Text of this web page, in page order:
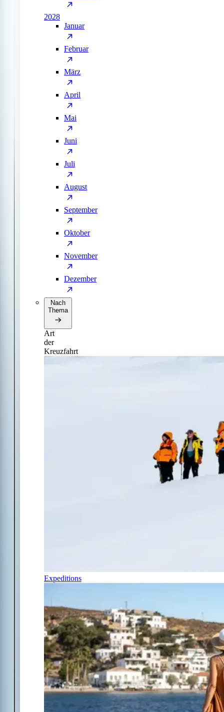
2028
Januar
Februar
März
April
Mai
Juni
Juli
August
September
Oktober
November
Dezember
Nach
Thema
Art
der
Kreuzfahrt
Expeditions